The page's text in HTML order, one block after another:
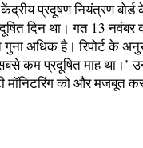
केंद्रीय प्रदूषण नियंत्रण
दिन था। गत 13 नवंबर
अधिक है। रिपोर्ट के
कम प्रदूषित माह था।’
मॉनिटरिंग को और मजबूत